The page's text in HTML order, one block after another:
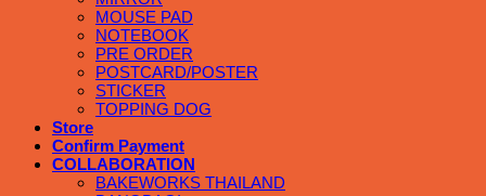
MOUSE PAD
NOTEBOOK
PRE ORDER
POSTCARD/POSTER
STICKER
TOPPING DOG
Store
Confirm Payment
COLLABORATION
BAKEWORKS THAILAND